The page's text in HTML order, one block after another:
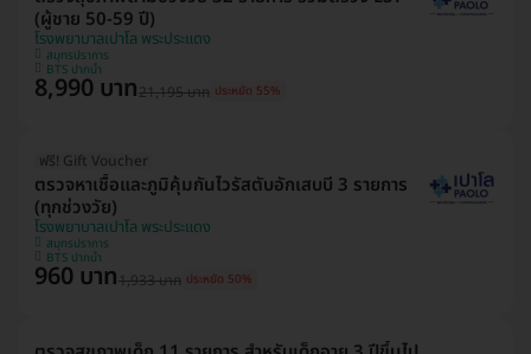
(ผู้ชาย 50-59 ปี)
โรงพยาบาลเปาโล พระประแดง
สมุทรปราการ
BTS ปากน้ำ
8,990 บาท21,195 บาท ประหยัด 55%
ฟรี! Gift Voucher
ตรวจหาเชื้อและภูมิคุ้มกันไวรัสตับอักเสบบี 3 รายการ
(ทุกช่วงวัย)
โรงพยาบาลเปาโล พระประแดง
สมุทรปราการ
BTS ปากน้ำ
960 บาท1,933 บาท ประหยัด 50%